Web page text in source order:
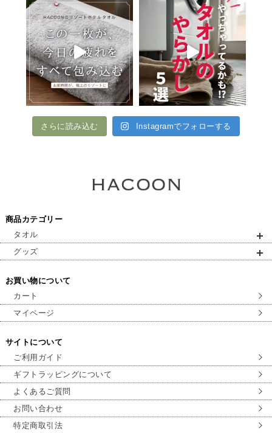
さらに読み込む Instagramでフォローする
商品カテゴリー
タオル
グッズ
お買い物について
カート
マイページ
サイトについて
ご利用ガイド
ギフトラッピングについて
よくあるご質問
お問い合わせ
特定商取引法